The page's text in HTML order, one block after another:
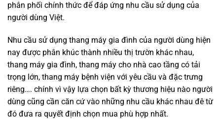
phân phối chính thức để đáp ứng nhu cầu sử dụng của
người dùng Việt.
Nhu cầu sử dụng thang máy gia đình của người dùng hiện
nay được phân khúc thành nhiều thị trườn khác nhau,
thang máy gia đình, thang máy cho nhà cao tầng có tải
trọng lớn, thang máy bệnh viện với yêu cầu và đặc trưng
riêng…. chính vì vậy lựa chọn bất kỳ thương hiệu nào người
dùng cũng cần căn cứ vào những nhu cầu khác nhau đê từ
đó đưa ra quyết định chọn mua phù hợp nhất.